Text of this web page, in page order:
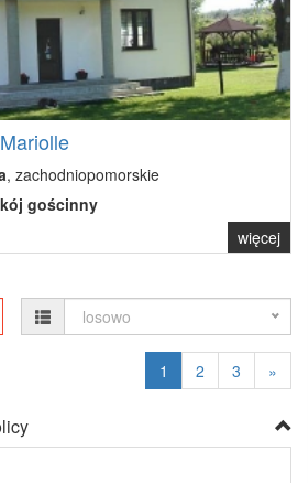
, zachodniopomorskie
gościnny
więcej
losowo
1 2 3 »